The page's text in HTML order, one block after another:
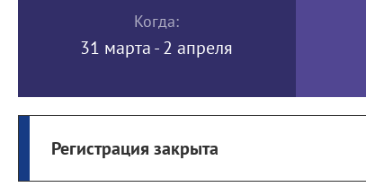
Когда:
31 марта - 2 апреля
Регистрация закрыта